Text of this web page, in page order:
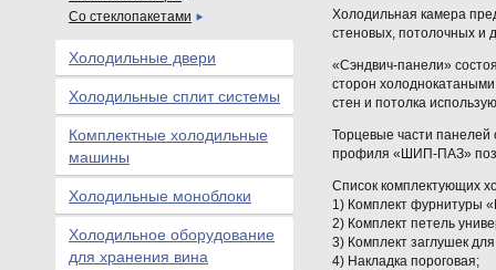
Холодильная камера
стеновых, потолочных и
«Сэндвич-панели»
сторон
стен и потолка
Торцевые части
профиля «ШИП-ПАЗ»
Список комплектующих
1) Комплект фурнитуры
2) Комплект петель
3) Комплект заглушек
4) Накладка пороговая;
Со стеклопакетами
Холодильные двери
Холодильные сплит системы
Комплектные холодильные
машины
Холодильные моноблоки
Холодильное оборудование
для хранения вина